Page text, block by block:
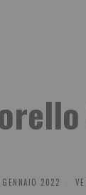
GENNAIO 2022